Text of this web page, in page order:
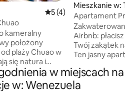
Średnia ocena: 5 na 5,
5 (4)
kameralny
położony
plaży Chuao w
się natura i
2 oddzielne
łazienką
Mieszkanie w:
Apartament
widokiem na
Zakwaterowanie
Airbnb: płacisz
Twój zakątek na
Ten jasny
oszałamiającym
Dzięki 2
odnowionym
w miejscach na
w: Wenezuela